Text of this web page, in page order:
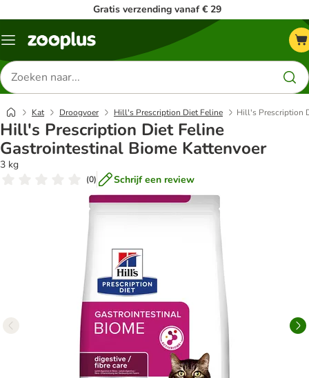
Gratis verzending vanaf € 29
Menu
Zoeken
naar
producten
Kat Droogvoer Hill's Prescription Diet Feline Hill's Prescription
Hill's Prescription Diet Feline
Gastrointestinal Biome Kattenvoer
3 kg
(0) Schrijf een review